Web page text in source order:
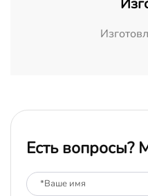
Есть вопросы?